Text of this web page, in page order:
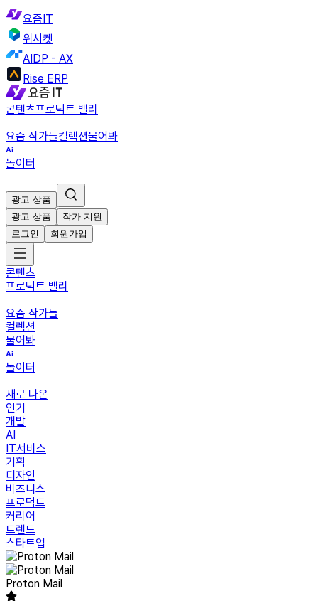
요즘IT
위시켓
AIDP - AX
Rise ERP
콘텐츠프로덕트 밸리
요즘 작가들컬렉션물어봐
놀이터
광고 상품
광고 상품
작가 지원
로그인
회원가입
콘텐츠
프로덕트 밸리
요즘 작가들
컬렉션
물어봐
놀이터
새로 나온
인기
개발
AI
IT서비스
기획
디자인
비즈니스
프로덕트
커리어
트렌드
스타트업
Proton Mail